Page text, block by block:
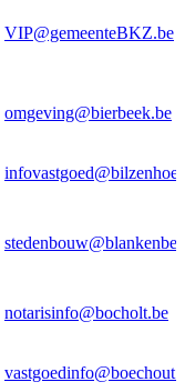
VIP@gemeenteBKZ.be
omgeving@bierbeek.be
notarisinfo@bocholt.be